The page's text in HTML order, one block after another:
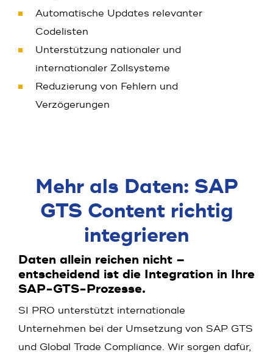
Automatische Updates relevanter
Codelisten
Unterstützung nationaler und
internationaler Zollsysteme
Reduzierung von Fehlern und
Verzögerungen
Mehr als Daten: SAP
GTS Content richtig
integrieren
Daten allein reichen nicht –
entscheidend ist die Integration in Ihre
SAP-GTS-Prozesse.
SI PRO unterstützt internationale
Unternehmen bei der Umsetzung von SAP GTS
und Global Trade Compliance. Wir sorgen dafür,